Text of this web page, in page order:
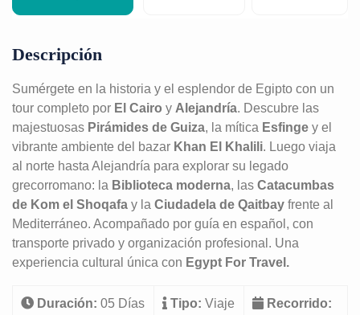
Descripción
Sumérgete en la historia y el esplendor de Egipto con un
tour completo por El Cairo y Alejandría. Descubre las
majestuosas Pirámides de Guiza, la mítica Esfinge y el
vibrante ambiente del bazar Khan El Khalili. Luego viaja
al norte hasta Alejandría para explorar su legado
grecorromano: la Biblioteca moderna, las Catacumbas
de Kom el Shoqafa y la Ciudadela de Qaitbay frente al
Mediterráneo. Acompañado por guía en español, con
transporte privado y organización profesional. Una
experiencia cultural única con Egypt For Travel.
Duración: 05 Días
Tipo: Viaje
Recorrido: